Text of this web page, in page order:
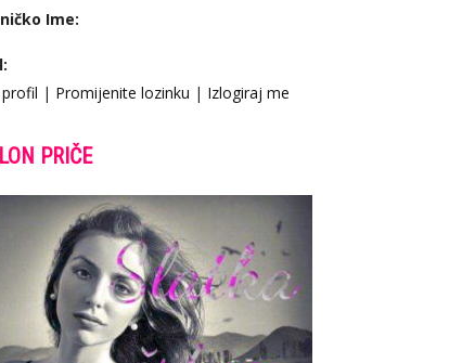
Ime:
| Promijenite lozinku | Izlogiraj me
PRIČE